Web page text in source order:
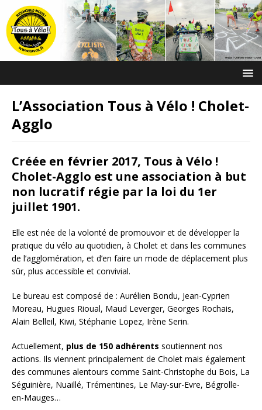
L’Association Tous à Vélo ! Cholet-
Agglo
Créée en février 2017, Tous à Vélo !
Cholet-Agglo est une association à but
non lucratif régie par la loi du 1er
juillet 1901.
Elle est née de la volonté de promouvoir et de développer la
pratique du vélo au quotidien, à Cholet et dans les communes
de l’agglomération, et d’en faire un mode de déplacement plus
sûr, plus accessible et convivial.
Le bureau est composé de : Aurélien Bondu, Jean-Cyprien
Moreau, Hugues Rioual, Maud Leverger, Georges Rochais,
Alain Belleil, Kiwi, Stéphanie Lopez, Irène Serin.
Actuellement, plus de 150 adhérents soutiennent nos
actions. Ils viennent principalement de Cholet mais également
des communes alentours comme Saint-Christophe du Bois, La
Séguinière, Nuaillé, Trémentines, Le May-sur-Evre, Bégrolle-
en-Mauges…